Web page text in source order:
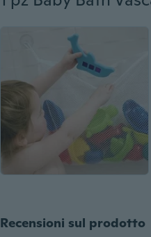
Recensioni sul prodotto